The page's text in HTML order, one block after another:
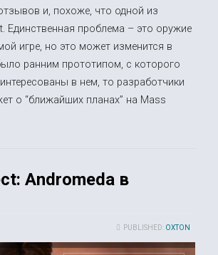
и, похоже, что одной из
Единственная проблема – это оружие
игре, но это может изменится в
ранним прототипом, с которого
в нем, то разработчики
о “ближайших планах” на Mass
Andromeda в
PUBLISHED: OXTON